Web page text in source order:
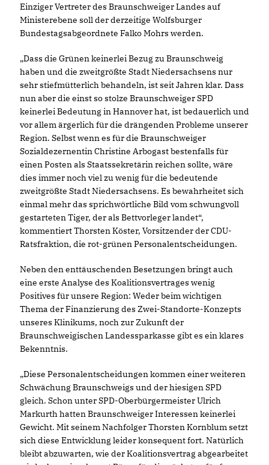
Einziger Vertreter des Braunschweiger Landes auf
Ministerebene soll der derzeitige Wolfsburger
Bundestagsabgeordnete Falko Mohrs werden.
Dass die Grünen keinerlei Bezug zu Braunschweig
haben und die zweitgrößte Stadt Niedersachsens nur
sehr stiefmütterlich behandeln, ist seit Jahren klar. Dass
nun aber die einst so stolze Braunschweiger SPD
keinerlei Bedeutung in Hannover hat, ist bedauerlich und
vor allem ärgerlich für die drängenden Probleme unserer
Region. Selbst wenn es für die Braunschweiger
Sozialdezernentin Christine Arbogast bestenfalls für
einen Posten als Staatssekretärin reichen sollte, wäre
dies immer noch viel zu wenig für die bedeutende
zweitgrößte Stadt Niedersachsens. Es bewahrheitet sich
einmal mehr das sprichwörtliche Bild vom schwungvoll
gestarteten Tiger, der als Bettvorleger landet“,
kommentiert Thorsten Köster, Vorsitzender der CDU-
Ratsfraktion, die rot-grünen Personalentscheidungen.
Neben den enttäuschenden Besetzungen bringt auch
eine erste Analyse des Koalitionsvertrages wenig
Positives für unsere Region: Weder beim wichtigen
Thema der Finanzierung des Zwei-Standorte-Konzepts
unseres Klinikums, noch zur Zukunft der
Braunschweigischen Landessparkasse gibt es ein klares
Bekenntnis.
Diese Personalentscheidungen kommen einer weiteren
Schwächung Braunschweigs und der hiesigen SPD
gleich. Schon unter SPD-Oberbürgermeister Ulrich
Markurth hatten Braunschweiger Interessen keinerlei
Gewicht. Mit seinem Nachfolger Thorsten Kornblum setzt
sich diese Entwicklung leider konsequent fort. Natürlich
bleibt abzuwarten, wie der Koalitionsvertrag abgearbeitet